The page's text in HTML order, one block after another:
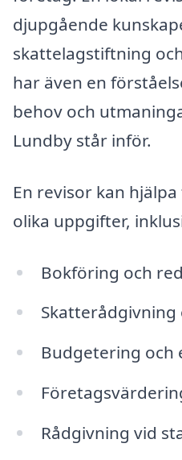
djupgående
skattelagstiftning
har även en
behov och
Lundby står inför.
En revisor kan
olika uppgifter,
Bokföring och
Budgetering och
Rådgivning vid